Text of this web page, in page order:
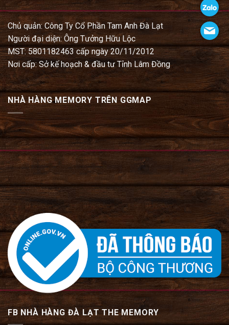
Chủ quản: Công Ty Cổ Phần Tam Anh Đà Lạt
Người đại diện: Ông Tưởng Hữu Lộc
MST: 5801182463 cấp ngày 20/11/2012
Nơi cấp: Sở kế hoạch & đầu tư Tỉnh Lâm Đồng
NHÀ HÀNG MEMORY TRÊN GGMAP
FB NHÀ HÀNG ĐÀ LẠT THE MEMORY